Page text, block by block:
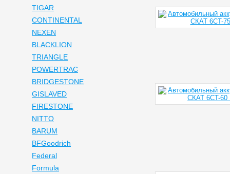
TIGAR
CONTINENTAL
NEXEN
BLACKLION
TRIANGLE
POWERTRAC
BRIDGESTONE
GISLAVED
FIRESTONE
NITTO
BARUM
BFGoodrich
Federal
Formula